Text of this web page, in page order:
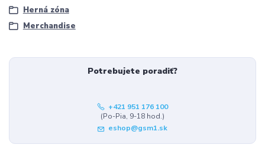
Herná zóna
Merchandise
Potrebujete poradiť?
+421 951 176 100
(Po-Pia, 9-18 hod.)
eshop@gsm1.sk